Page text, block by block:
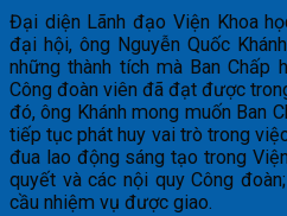
Đại diện Lãnh đạo Viện Khoa
đại hội, ông Nguyễn Quốc
những thành tích mà Ban Chấp
Công đoàn viên đã đạt được
đó, ông Khánh mong muốn Ban
tiếp tục phát huy vai trò trong
đua lao động sáng tạo trong
quyết và các nội quy Công
cầu nhiệm vụ được giao.